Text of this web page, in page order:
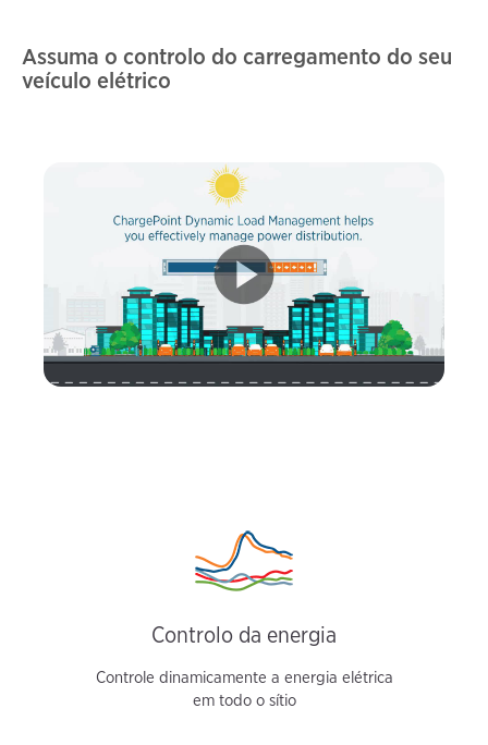
Assuma o controlo do carregamento do seu
veículo elétrico
Controlo da energia
Controle dinamicamente a energia elétrica
em todo o sítio